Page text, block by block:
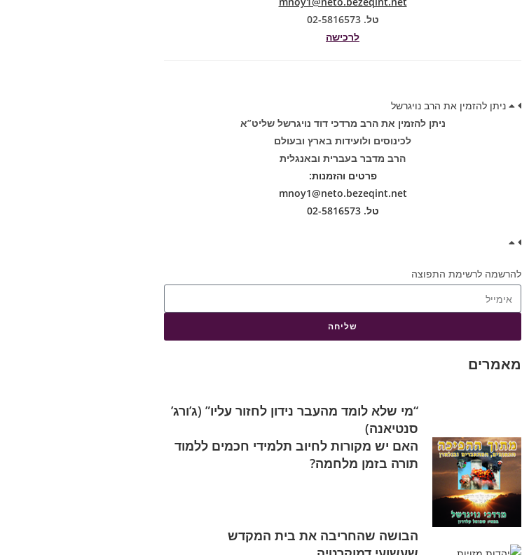
טל. 02-5816573
לרכישה
ניתן להזמין את הרב נויגרשל
ניתן להזמין את הרב מרדכי דוד נויגרשל שליט”א
לכינוסים ולועידות בארץ ובעולם
הרב מדבר בעברית ובאנגלית
פרטים והזמנות:
mnoy1@neto.bezeqint.net
טל. 02-5816573
להרשמה לרשימת התפוצה
שליחה
מאמרים
“מי שלא לומד מהעבר נידון לחזור עליו” (ג’ורג’
סנטיאנה)
האם יש מקורות לחיוב תלמידי חכמים ללמוד
תורה בזמן מלחמה?
הבושה שהחריבה את בית המקדש